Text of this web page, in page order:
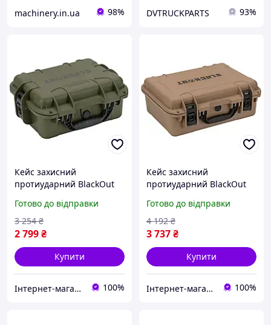
machinery.in.ua 98% DVTRUCKPARTS 93%
Кейс захисний
протиударний BlackOut
Готово до відправки
2 799₴
3 254 ₴
Купити
Інтернет-магазин funshop 100%
Кейс захисний
протиударний BlackOut
Готово до відправки
3 737₴
4 192 ₴
Купити
Інтернет-магазин funshop 100%